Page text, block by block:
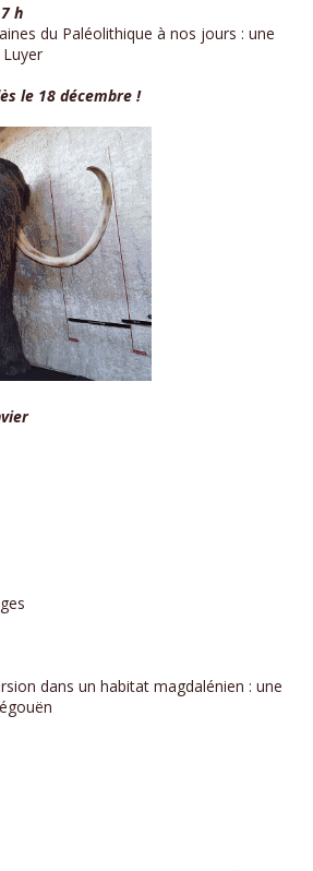
h
du Paléolithique à nos jours : une
le 18 décembre !
dans un habitat magdalénien : une